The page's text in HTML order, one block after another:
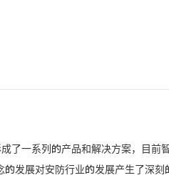
了一系列的产品和解决方案，目前
的发展对安防行业的发展产生了深刻